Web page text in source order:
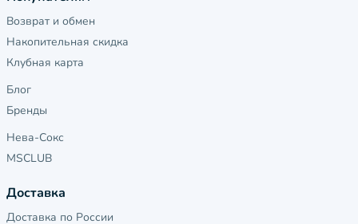
Возврат и обмен
Накопительная скидка
Клубная карта
Блог
Бренды
Нева-Сокс
MSCLUB
Доставка
Доставка по России